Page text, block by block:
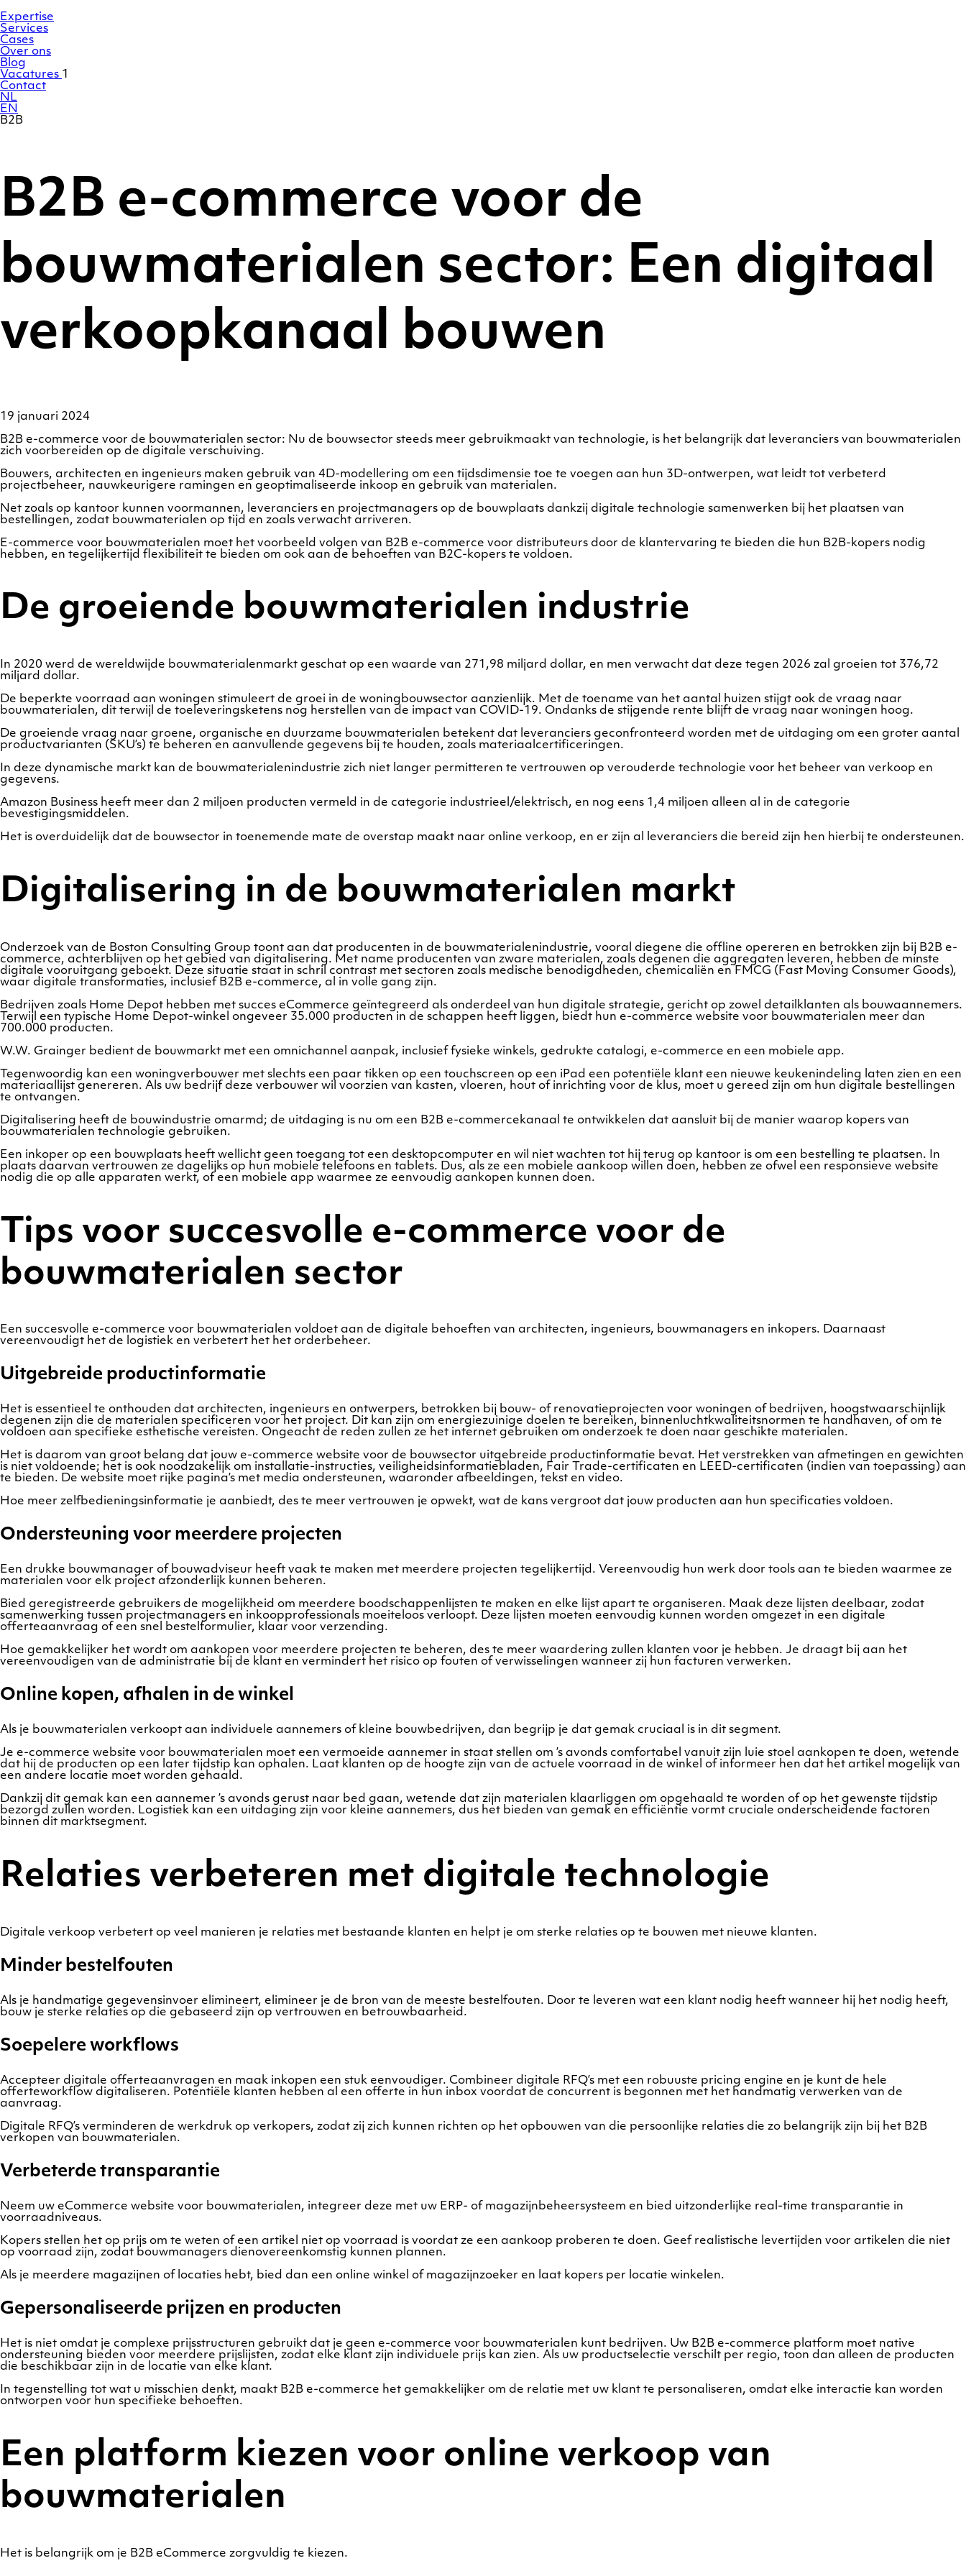
naar
de
inhoud
Expertise
Services
Cases
Over ons
Blog
Vacatures 1
Contact
NL
EN
B2B
B2B e-commerce voor de
bouwmaterialen sector: Een digitaal
verkoopkanaal bouwen
19 januari 2024
B2B e-commerce voor de bouwmaterialen sector: Nu de bouwsector steeds meer gebruikmaakt van technologie, is het belangrijk dat leveranciers van bouwmaterialen
zich voorbereiden op de digitale verschuiving.
Bouwers, architecten en ingenieurs maken gebruik van 4D-modellering om een tijdsdimensie toe te voegen aan hun 3D-ontwerpen, wat leidt tot verbeterd
projectbeheer, nauwkeurigere ramingen en geoptimaliseerde inkoop en gebruik van materialen.
Net zoals op kantoor kunnen voormannen, leveranciers en projectmanagers op de bouwplaats dankzij digitale technologie samenwerken bij het plaatsen van
bestellingen, zodat bouwmaterialen op tijd en zoals verwacht arriveren.
E-commerce voor bouwmaterialen moet het voorbeeld volgen van B2B e-commerce voor distributeurs door de klantervaring te bieden die hun B2B-kopers nodig
hebben, en tegelijkertijd flexibiliteit te bieden om ook aan de behoeften van B2C-kopers te voldoen.
De groeiende bouwmaterialen industrie
In 2020 werd de wereldwijde bouwmaterialenmarkt geschat op een waarde van 271,98 miljard dollar, en men verwacht dat deze tegen 2026 zal groeien tot 376,72
miljard dollar.
De beperkte voorraad aan woningen stimuleert de groei in de woningbouwsector aanzienlijk. Met de toename van het aantal huizen stijgt ook de vraag naar
bouwmaterialen, dit terwijl de toeleveringsketens nog herstellen van de impact van COVID-19. Ondanks de stijgende rente blijft de vraag naar woningen hoog.
De groeiende vraag naar groene, organische en duurzame bouwmaterialen betekent dat leveranciers geconfronteerd worden met de uitdaging om een groter aantal
productvarianten (SKU’s) te beheren en aanvullende gegevens bij te houden, zoals materiaalcertificeringen.
In deze dynamische markt kan de bouwmaterialenindustrie zich niet langer permitteren te vertrouwen op verouderde technologie voor het beheer van verkoop en
gegevens.
Amazon Business heeft meer dan 2 miljoen producten vermeld in de categorie industrieel/elektrisch, en nog eens 1,4 miljoen alleen al in de categorie
bevestigingsmiddelen.
Het is overduidelijk dat de bouwsector in toenemende mate de overstap maakt naar online verkoop, en er zijn al leveranciers die bereid zijn hen hierbij te ondersteunen.
Digitalisering in de bouwmaterialen markt
Onderzoek van de Boston Consulting Group toont aan dat producenten in de bouwmaterialenindustrie, vooral diegene die offline opereren en betrokken zijn bij B2B e-
commerce, achterblijven op het gebied van digitalisering. Met name producenten van zware materialen, zoals degenen die aggregaten leveren, hebben de minste
digitale vooruitgang geboekt. Deze situatie staat in schril contrast met sectoren zoals medische benodigdheden, chemicaliën en FMCG (Fast Moving Consumer Goods),
waar digitale transformaties, inclusief B2B e-commerce, al in volle gang zijn.
Bedrijven zoals Home Depot hebben met succes eCommerce geïntegreerd als onderdeel van hun digitale strategie, gericht op zowel detailklanten als bouwaannemers.
Terwijl een typische Home Depot-winkel ongeveer 35.000 producten in de schappen heeft liggen, biedt hun e-commerce website voor bouwmaterialen meer dan
700.000 producten.
W.W. Grainger bedient de bouwmarkt met een omnichannel aanpak, inclusief fysieke winkels, gedrukte catalogi, e-commerce en een mobiele app.
Tegenwoordig kan een woningverbouwer met slechts een paar tikken op een touchscreen op een iPad een potentiële klant een nieuwe keukenindeling laten zien en een
materiaallijst genereren. Als uw bedrijf deze verbouwer wil voorzien van kasten, vloeren, hout of inrichting voor de klus, moet u gereed zijn om hun digitale bestellingen
te ontvangen.
Digitalisering heeft de bouwindustrie omarmd; de uitdaging is nu om een B2B e-commercekanaal te ontwikkelen dat aansluit bij de manier waarop kopers van
bouwmaterialen technologie gebruiken.
Een inkoper op een bouwplaats heeft wellicht geen toegang tot een desktopcomputer en wil niet wachten tot hij terug op kantoor is om een bestelling te plaatsen. In
plaats daarvan vertrouwen ze dagelijks op hun mobiele telefoons en tablets. Dus, als ze een mobiele aankoop willen doen, hebben ze ofwel een responsieve website
nodig die op alle apparaten werkt, of een mobiele app waarmee ze eenvoudig aankopen kunnen doen.
Tips voor succesvolle e-commerce voor de
bouwmaterialen sector
Een succesvolle e-commerce voor bouwmaterialen voldoet aan de digitale behoeften van architecten, ingenieurs, bouwmanagers en inkopers. Daarnaast
vereenvoudigt het de logistiek en verbetert het het orderbeheer.
Uitgebreide productinformatie
Het is essentieel te onthouden dat architecten, ingenieurs en ontwerpers, betrokken bij bouw- of renovatieprojecten voor woningen of bedrijven, hoogstwaarschijnlijk
degenen zijn die de materialen specificeren voor het project. Dit kan zijn om energiezuinige doelen te bereiken, binnenluchtkwaliteitsnormen te handhaven, of om te
voldoen aan specifieke esthetische vereisten. Ongeacht de reden zullen ze het internet gebruiken om onderzoek te doen naar geschikte materialen.
Het is daarom van groot belang dat jouw e-commerce website voor de bouwsector uitgebreide productinformatie bevat. Het verstrekken van afmetingen en gewichten
is niet voldoende; het is ook noodzakelijk om installatie-instructies, veiligheidsinformatiebladen, Fair Trade-certificaten en LEED-certificaten (indien van toepassing) aan
te bieden. De website moet rijke pagina’s met media ondersteunen, waaronder afbeeldingen, tekst en video.
Hoe meer zelfbedieningsinformatie je aanbiedt, des te meer vertrouwen je opwekt, wat de kans vergroot dat jouw producten aan hun specificaties voldoen.
Ondersteuning voor meerdere projecten
Een drukke bouwmanager of bouwadviseur heeft vaak te maken met meerdere projecten tegelijkertijd. Vereenvoudig hun werk door tools aan te bieden waarmee ze
materialen voor elk project afzonderlijk kunnen beheren.
Bied geregistreerde gebruikers de mogelijkheid om meerdere boodschappenlijsten te maken en elke lijst apart te organiseren. Maak deze lijsten deelbaar, zodat
samenwerking tussen projectmanagers en inkoopprofessionals moeiteloos verloopt. Deze lijsten moeten eenvoudig kunnen worden omgezet in een digitale
offerteaanvraag of een snel bestelformulier, klaar voor verzending.
Hoe gemakkelijker het wordt om aankopen voor meerdere projecten te beheren, des te meer waardering zullen klanten voor je hebben. Je draagt bij aan het
vereenvoudigen van de administratie bij de klant en vermindert het risico op fouten of verwisselingen wanneer zij hun facturen verwerken.
Online kopen, afhalen in de winkel
Als je bouwmaterialen verkoopt aan individuele aannemers of kleine bouwbedrijven, dan begrijp je dat gemak cruciaal is in dit segment.
Je e-commerce website voor bouwmaterialen moet een vermoeide aannemer in staat stellen om ’s avonds comfortabel vanuit zijn luie stoel aankopen te doen, wetende
dat hij de producten op een later tijdstip kan ophalen. Laat klanten op de hoogte zijn van de actuele voorraad in de winkel of informeer hen dat het artikel mogelijk van
een andere locatie moet worden gehaald.
Dankzij dit gemak kan een aannemer ’s avonds gerust naar bed gaan, wetende dat zijn materialen klaarliggen om opgehaald te worden of op het gewenste tijdstip
bezorgd zullen worden. Logistiek kan een uitdaging zijn voor kleine aannemers, dus het bieden van gemak en efficiëntie vormt cruciale onderscheidende factoren
binnen dit marktsegment.
Relaties verbeteren met digitale technologie
Digitale verkoop verbetert op veel manieren je relaties met bestaande klanten en helpt je om sterke relaties op te bouwen met nieuwe klanten.
Minder bestelfouten
Als je handmatige gegevensinvoer elimineert, elimineer je de bron van de meeste bestelfouten. Door te leveren wat een klant nodig heeft wanneer hij het nodig heeft,
bouw je sterke relaties op die gebaseerd zijn op vertrouwen en betrouwbaarheid.
Soepelere workflows
Accepteer digitale offerteaanvragen en maak inkopen een stuk eenvoudiger. Combineer digitale RFQ’s met een robuuste pricing engine en je kunt de hele
offerteworkflow digitaliseren. Potentiële klanten hebben al een offerte in hun inbox voordat de concurrent is begonnen met het handmatig verwerken van de
aanvraag.
Digitale RFQ’s verminderen de werkdruk op verkopers, zodat zij zich kunnen richten op het opbouwen van die persoonlijke relaties die zo belangrijk zijn bij het B2B
verkopen van bouwmaterialen.
Verbeterde transparantie
Neem uw eCommerce website voor bouwmaterialen, integreer deze met uw ERP- of magazijnbeheersysteem en bied uitzonderlijke real-time transparantie in
voorraadniveaus.
Kopers stellen het op prijs om te weten of een artikel niet op voorraad is voordat ze een aankoop proberen te doen. Geef realistische levertijden voor artikelen die niet
op voorraad zijn, zodat bouwmanagers dienovereenkomstig kunnen plannen.
Als je meerdere magazijnen of locaties hebt, bied dan een online winkel of magazijnzoeker en laat kopers per locatie winkelen.
Gepersonaliseerde prijzen en producten
Het is niet omdat je complexe prijsstructuren gebruikt dat je geen e-commerce voor bouwmaterialen kunt bedrijven. Uw B2B e-commerce platform moet native
ondersteuning bieden voor meerdere prijslijsten, zodat elke klant zijn individuele prijs kan zien. Als uw productselectie verschilt per regio, toon dan alleen de producten
die beschikbaar zijn in de locatie van elke klant.
In tegenstelling tot wat u misschien denkt, maakt B2B e-commerce het gemakkelijker om de relatie met uw klant te personaliseren, omdat elke interactie kan worden
ontworpen voor hun specifieke behoeften.
Een platform kiezen voor online verkoop van
bouwmaterialen
Het is belangrijk om je B2B eCommerce zorgvuldig te kiezen.